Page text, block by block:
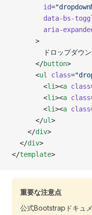
        id
=
data-bs-
aria-
      >
        ドロップダウン
      </
button>
      <
ul class=
        <
li><a class
        <
li><a class
        <
li><a class
      </
ul>
    </
div>
  </
div>
</template>
重要な注意点
公式Bootstrapドキュ